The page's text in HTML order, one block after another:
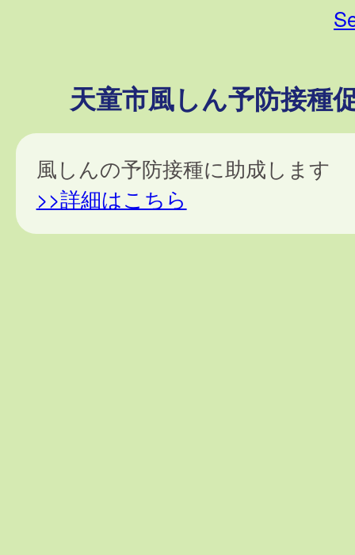
天童市風しん予防接種
風しんの予防接種に助成します
>>詳細はこちら